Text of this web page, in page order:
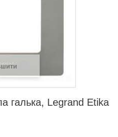
галька, Legrand Etika